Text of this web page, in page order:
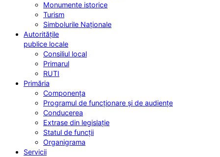
Monumente istorice
Turism
Simbolurile Naționale
Autoritățile
publice locale
Consiliul local
Primarul
RUTI
Primăria
Componența
Programul de funcționare și de audiențe
Conducerea
Extrase din legislație
Statul de funcții
Organigrama
Servicii